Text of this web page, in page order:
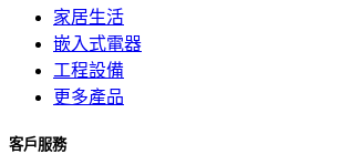
家居生活
嵌入式電器
工程設備
更多產品
客戶服務